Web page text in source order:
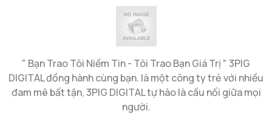
" Bạn Trao Tôi Niềm Tin - Tôi Trao Bạn Giá Trị " 3PIG
DIGITAL đồng hành cùng bạn. là một công ty trẻ với nhiều
đam mê bất tận, 3PIG DIGITAL tự hào là cầu nối giữa mọi
người.